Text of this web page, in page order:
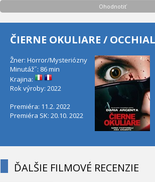
Ohodnotiť
ČIERNE OKULIARE /
Žner: Horror/Mysteriózny
Minutáž˝: 86 min
Krajina:
Rok výroby: 2022
Premiéra: 11.2. 2022
Premiéra SK: 20.10. 2022
ĎALŠIE FILMOVÉ RECENZIE